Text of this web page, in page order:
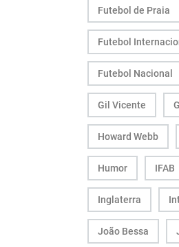
Futebol de Praia
Futebol
Futebol Nacional
Gil Vicente
Howard Webb
Humor IFAB
Inglaterra
João Bessa